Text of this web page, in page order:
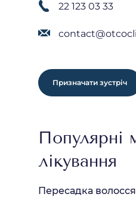
22 123 03 33
Призначати зустріч
Популярні
лікування
Пересадка волосся